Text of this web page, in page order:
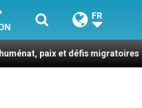
FR
et défis migratoires Léon